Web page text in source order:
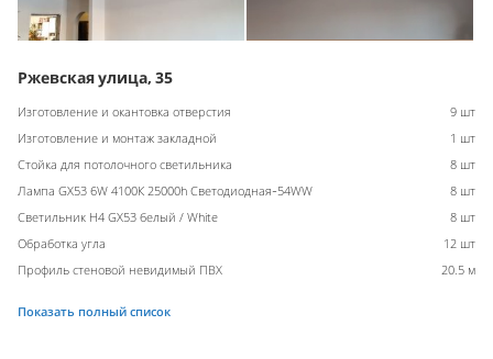
Ржевская улица, 35
Изготовление и окантовка отверстия
9 шт
Изготовление и монтаж закладной
1 шт
Стойка для потолочного светильника
8 шт
Лампа GX53 6W 4100К 25000h Светодиодная-54WW
8 шт
Светильник H4 GX53 белый / White
8 шт
Обработка угла
12 шт
Профиль стеновой невидимый ПВХ
20.5 м
Показать полный список